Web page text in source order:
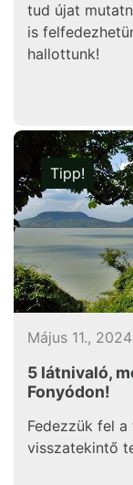
tud újat
is
hallottunk!
Tipp!
Május 11., 2024
5 látnivaló,
Fonyódon!
Fedezzük fel
visszatekintő